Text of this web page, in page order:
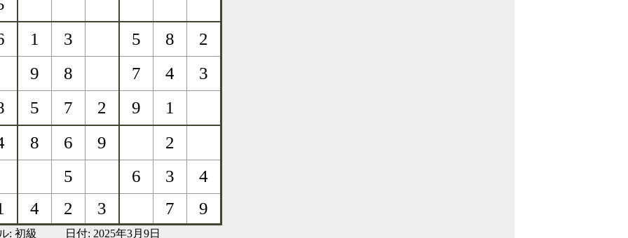
: 初級 日付: 2025年3月9日